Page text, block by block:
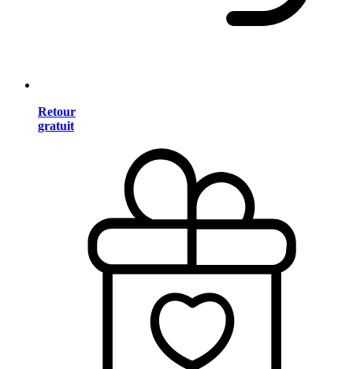
Retour
gratuit